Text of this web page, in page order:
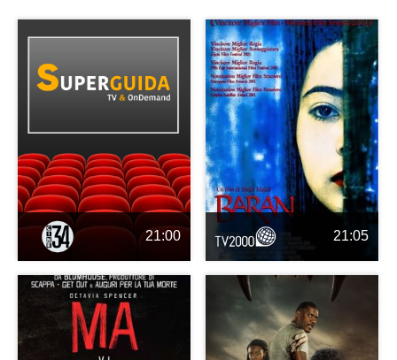
21:00 21:05